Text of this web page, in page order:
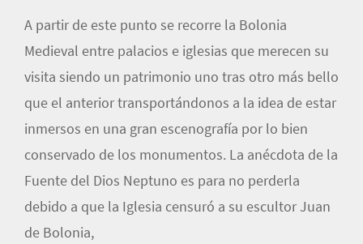
A partir de este punto se recorre la Bolonia
Medieval entre palacios e iglesias que merecen su
visita siendo un patrimonio uno tras otro más bello
que el anterior transportándonos a la idea de estar
inmersos en una gran escenografía por lo bien
conservado de los monumentos. La anécdota de la
Fuente del Dios Neptuno es para no perderla
debido a que la Iglesia censuró a su escultor Juan
de Bolonia,